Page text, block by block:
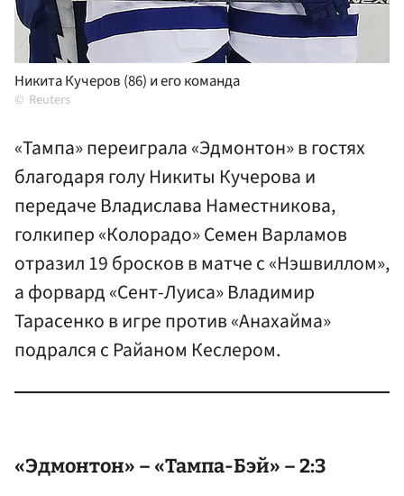
Никита Кучеров (86) и его команда
Reuters
«Тампа» переиграла «Эдмонтон» в гостях
благодаря голу Никиты Кучерова и
передаче Владислава Наместникова,
голкипер «Колорадо» Семен Варламов
отразил 19 бросков в матче с «Нэшвиллом»,
а форвард «Сент-Луиса» Владимир
Тарасенко в игре против «Анахайма»
подрался с Райаном Кеслером.
«Эдмонтон» – «Тампа-Бэй» – 2:3